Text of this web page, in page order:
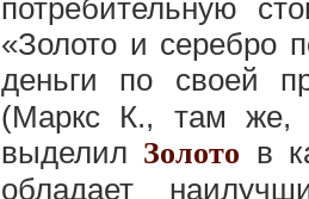
потребительную
«Золото и серебро
деньги по своей
(Маркс К., там же,
выделил Золото в
обладает